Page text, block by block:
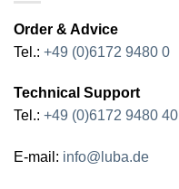
Order & Advice
Tel.: +49 (0)6172 9480 0
Technical Support
Tel.: +49 (0)6172 9480 40
E-mail: info@luba.de